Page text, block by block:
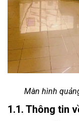
Màn hình
1.1. Thông tin